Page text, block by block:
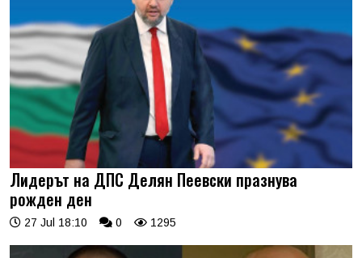
Лидерът на ДПС Делян Пеевски празнува
рожден ден
27 Jul 18:10 0 1295